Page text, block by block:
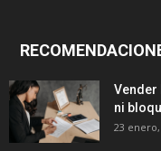
ni
23 enero,